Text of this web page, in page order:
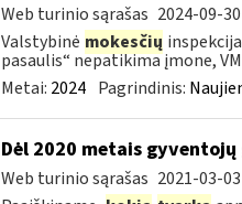
Web turinio sąrašas 2024-09-30
Valstybinė mokesčių
pasaulis“ nepatikima įmone,
Metai: 2024 Pagrindinis:
Dėl 2020 metais
Web turinio sąrašas 2021-03-03